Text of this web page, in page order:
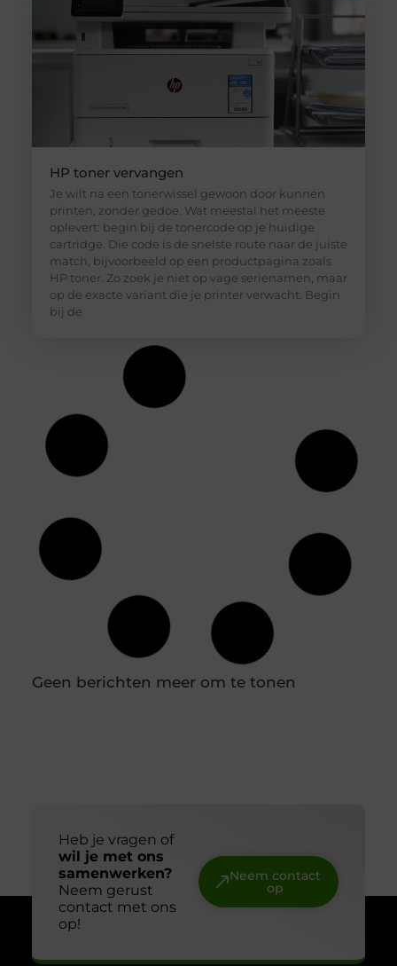
HP toner vervangen
Je wilt na een tonerwissel gewoon door kunnen
printen, zonder gedoe. Wat meestal het meeste
oplevert: begin bij de tonercode op je huidige
cartridge. Die code is de snelste route naar de juiste
match, bijvoorbeeld op een productpagina zoals
HP toner. Zo zoek je niet op vage serienamen, maar
op de exacte variant die je printer verwacht. Begin
bij de
Hoe diepvriesetiketten helpen bij
houdbaarheidsregistratie
In een professionele keuken is een nauwkeurige
houdbaarheidsregistratie essentieel om
voedselveiligheid te waarborgen en verspilling te
voorkomen. Diepvriesetiketten spelen hierin een
belangrijke rol, omdat je hiermee eenvoudig
vastlegt wanneer producten zijn ingevroren en tot
wanneer ze gebruikt kunnen worden. Door